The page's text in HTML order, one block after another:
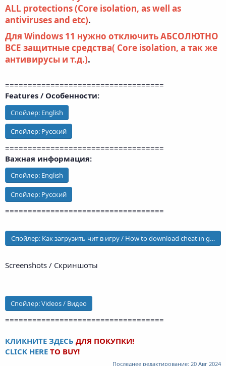
ALL protections (Core isolation, as well as
antiviruses and etc).​
Для Windows 11 нужно отключить АБСОЛЮТНО
ВСЕ защитные средства( Core isolation, а так же
антивирусы и т.д.).​
===================================
Features / Особенности:
Спойлер: English
Спойлер: Русский
===================================
Важная информация:
Спойлер: English
Спойлер: Русский
===================================
Спойлер: Как загрузить чит в игру / How to download cheat in game
Screenshots / Скриншоты
Спойлер:Videos / Видео
===================================
КЛИКНИТЕ ЗДЕСЬ ДЛЯ ПОКУПКИ!
CLICK HERE TO BUY!
Последнее редактирование: 20 Авг 2024